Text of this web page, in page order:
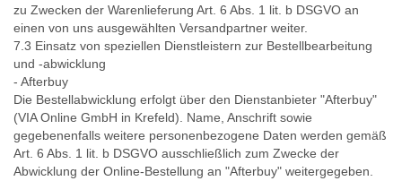
zu Zwecken der Warenlieferung Art. 6 Abs. 1 lit. b DSGVO an
einen von uns ausgewählten Versandpartner weiter.
7.3 Einsatz von speziellen Dienstleistern zur Bestellbearbeitung
und -abwicklung
- Afterbuy
Die Bestellabwicklung erfolgt über den Dienstanbieter "Afterbuy"
(VIA Online GmbH in Krefeld). Name, Anschrift sowie
gegebenenfalls weitere personenbezogene Daten werden gemäß
Art. 6 Abs. 1 lit. b DSGVO ausschließlich zum Zwecke der
Abwicklung der Online-Bestellung an "Afterbuy" weitergegeben.